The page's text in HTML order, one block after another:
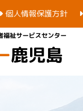
個人情報保護方針